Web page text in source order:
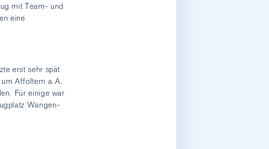
mit Team- und
eine
erst sehr spät
Affoltern a.A.
Für einige war
Wangen-